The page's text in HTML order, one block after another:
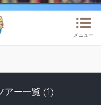
メニュー
アー一覧 (1)